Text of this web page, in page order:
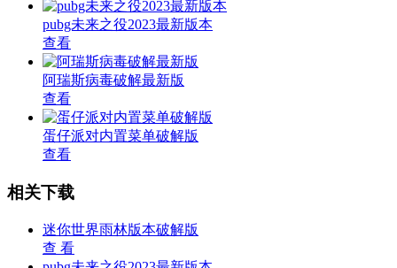
pubg未来之役2023最新版本
查看
阿瑞斯病毒破解最新版
查看
蛋仔派对内置菜单破解版
查看
相关下载
迷你世界雨林版本破解版
查 看